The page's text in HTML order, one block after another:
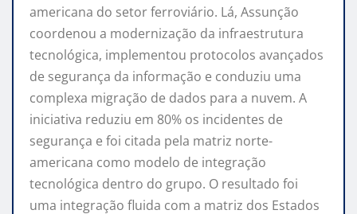
americana do setor ferroviário. Lá, Assunção
coordenou a modernização da infraestrutura
tecnológica, implementou protocolos avançados
de segurança da informação e conduziu uma
complexa migração de dados para a nuvem. A
iniciativa reduziu em 80% os incidentes de
segurança e foi citada pela matriz norte-
americana como modelo de integração
tecnológica dentro do grupo. O resultado foi
uma integração fluida com a matriz dos Estados